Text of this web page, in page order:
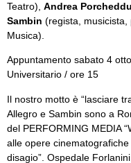
Teatro), Andrea Porcheddu
Sambin (regista, musicista,
Musica).
Appuntamento sabato 4
Universitario / ore 15
Il nostro motto è “lasciare
Allegro e Sambin sono a
del PERFORMING MEDIA
alle opere
disagio”. Ospedale Forlanini